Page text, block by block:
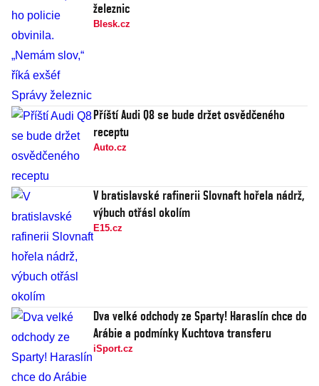
železnic
Blesk.cz
Příští Audi Q8 se bude držet osvědčeného
receptu
Auto.cz
V bratislavské rafinerii Slovnaft hořela nádrž,
výbuch otřásl okolím
E15.cz
Dva velké odchody ze Sparty! Haraslín chce do
Arábie a podmínky Kuchtova transferu
iSport.cz